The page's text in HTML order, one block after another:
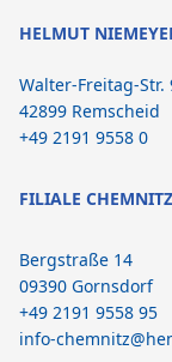
HELMUT
Walter-Freitag-Str.
42899 Remscheid
+49 2191 9558 0
FILIALE CHEMNITZ
Bergstraße 14
09390 Gornsdorf
+49 2191 9558 95
info-